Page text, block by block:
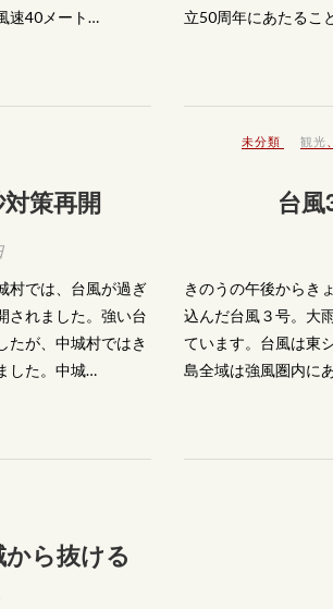
速40メート…
立50周年にあたるこ
策再開
村では、台風が過ぎ
されました。強い台
たが、中城村ではき
した。中城…
未分類 観光
台
きのうの午後からき
込んだ台風３号。大
ています。台風は東
島全域は強風圏内に
ら抜ける